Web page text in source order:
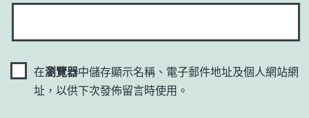
在瀏覽器中儲存顯示名稱、電子郵件地址及個人網站網
址，以供下次發佈留言時使用。